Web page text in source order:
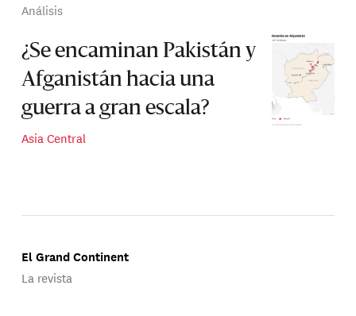
Análisis
¿Se encaminan Pakistán y
Afganistán hacia una
guerra a gran escala?
Asia Central
El Grand Continent
La revista